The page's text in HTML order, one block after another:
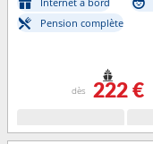
Pension complète
dès 222 €